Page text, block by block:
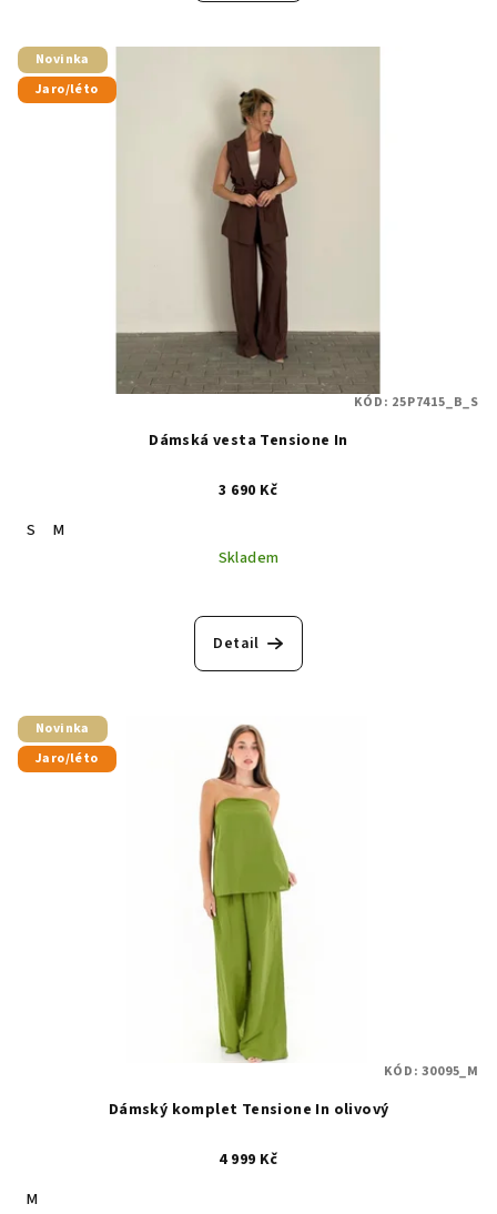
Novinka
Jaro/léto
Dámská vesta Tensione In
3 690 Kč
S
M
Skladem
Detail
KÓD: 25P7415_B_S
Novinka
Jaro/léto
Dámský komplet Tensione In olivový
4 999 Kč
M
KÓD:30095_M